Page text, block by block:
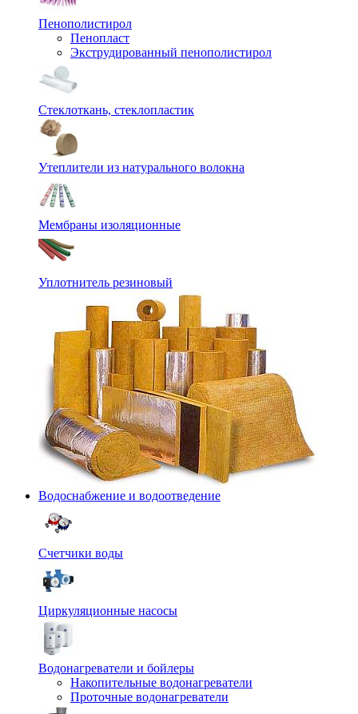
Пенополистирол
Пенопласт
Экструдированный пенополистирол
Стеклоткань, стеклопластик
Утеплители из натурального волокна
Мембраны изоляционные
Уплотнитель резиновый
Водоснабжение и водоотведение
Счетчики воды
Циркуляционные насосы
Водонагреватели и бойлеры
Накопительные водонагреватели
Проточные водонагреватели